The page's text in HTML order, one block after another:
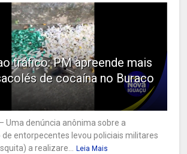
tráfico: PM apreende mais
de cocaína no Buraco
Uma denúncia anônima sobre a
entorpecentes levou policiais militares
a realizare... Leia Mais